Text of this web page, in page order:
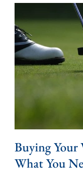
Buying Your
What You